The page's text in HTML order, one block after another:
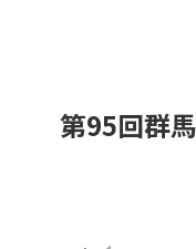
第95回群